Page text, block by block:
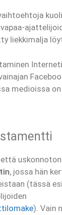
liekkimalja
medioissa on
, jossa hän
(tässä
). Vain